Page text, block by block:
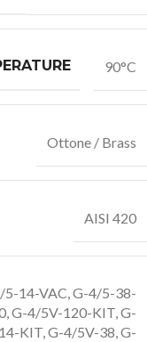
90°C
Ottone / Brass
AISI 420
5-14-VAC,G-4/5-38-
,G-4/5V-120-KIT,G-
KIT,G-4/5V-38,G-